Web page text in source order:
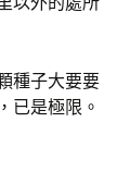
種子大要要
已是極限。